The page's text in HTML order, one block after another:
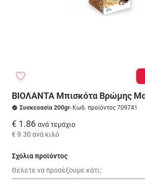
ΒΙΟΛΑΝΤΑ Μπισκότα Βρώμης
Συσκευασία 200gr- Κωδ. προϊόντος 709741
€ 1.86 ανά τεμάχιο
€ 9.30 ανά κιλό
Σχόλια προϊόντος